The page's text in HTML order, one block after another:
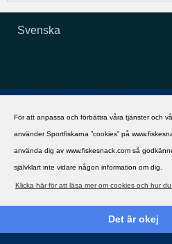
För att anpassa och förbättra våra tjänster och
använder Sportfiskarna ”cookies” på
använda dig av www.fiskesnack.com så
självklart inte vidare någon information om dig.
Klicka här för att läsa mer om cookies och hur du
Det är okej
Svenska
Copyright ©2002 - 2021,
Copyright © 2026 MH Sub
All times are